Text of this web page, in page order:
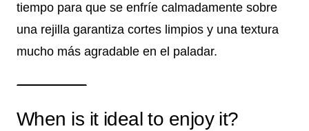
tiempo para que se enfríe calmadamente sobre
una rejilla garantiza cortes limpios y una textura
mucho más agradable en el paladar.
When is it ideal to enjoy it?